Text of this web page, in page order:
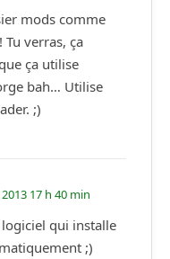
mods comme
verras, ça
ça utilise
bah… Utilise
;)
17 h 40 min
logiciel qui installe
;)